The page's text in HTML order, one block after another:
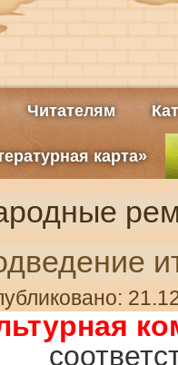
Читателям
карта»